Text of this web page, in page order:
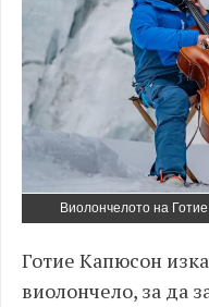
Виолончелото на
Готие Капюсон
виолончело, за да